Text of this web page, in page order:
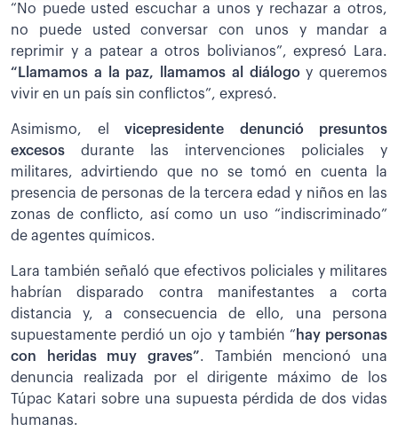
“No puede usted escuchar a unos y rechazar a otros,
no puede usted conversar con unos y mandar a
reprimir y a patear a otros bolivianos”, expresó Lara.
“Llamamos a la paz, llamamos al diálogoy queremos
vivir en un país sin conflictos”, expresó.
Asimismo, el vicepresidente denunció presuntos
excesos durante las intervenciones policiales y
militares, advirtiendo que no se tomó en cuenta la
presencia de personas de la tercera edad y niños en las
zonas de conflicto, así como un uso “indiscriminado”
de agentes químicos.
Lara también señaló que efectivos policiales y militares
habrían disparado contra manifestantes a corta
distancia y, a consecuencia de ello, una persona
supuestamente perdió un ojo y también “ hay personas
con heridas muy graves”. También mencionó una
denuncia realizada por el dirigente máximo de los
Túpac Katari sobre una supuesta pérdida de dos vidas
humanas.